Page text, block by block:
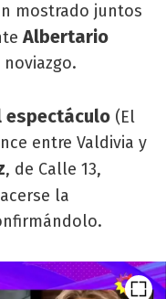
mostrado juntos
Albertario
espectáculo (El
entre Valdivia y
, de Calle 13,
la